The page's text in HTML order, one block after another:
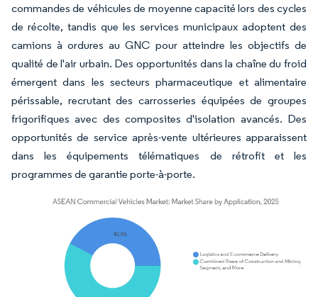
commandes de véhicules de moyenne capacité lors des cycles
de récolte, tandis que les services municipaux adoptent des
camions à ordures au GNC pour atteindre les objectifs de
qualité de l'air urbain. Des opportunités dans la chaîne du froid
émergent dans les secteurs pharmaceutique et alimentaire
périssable, recrutant des carrosseries équipées de groupes
frigorifiques avec des composites d'isolation avancés. Des
opportunités de service après-vente ultérieures apparaissent
dans les équipements télématiques de rétrofit et les
programmes de garantie porte-à-porte.